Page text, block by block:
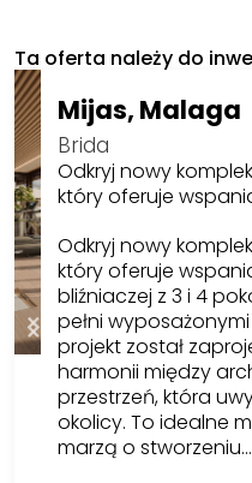
Ta oferta należy do
Mijas, Malaga
Brida
Odkryj nowy
który oferuje
Odkryj nowy
który oferuje
bliźniaczej z 3 i 4
pełni
projekt został
harmonii między
przestrzeń, która
okolicy. To idealne
marzą o stworzeniu…